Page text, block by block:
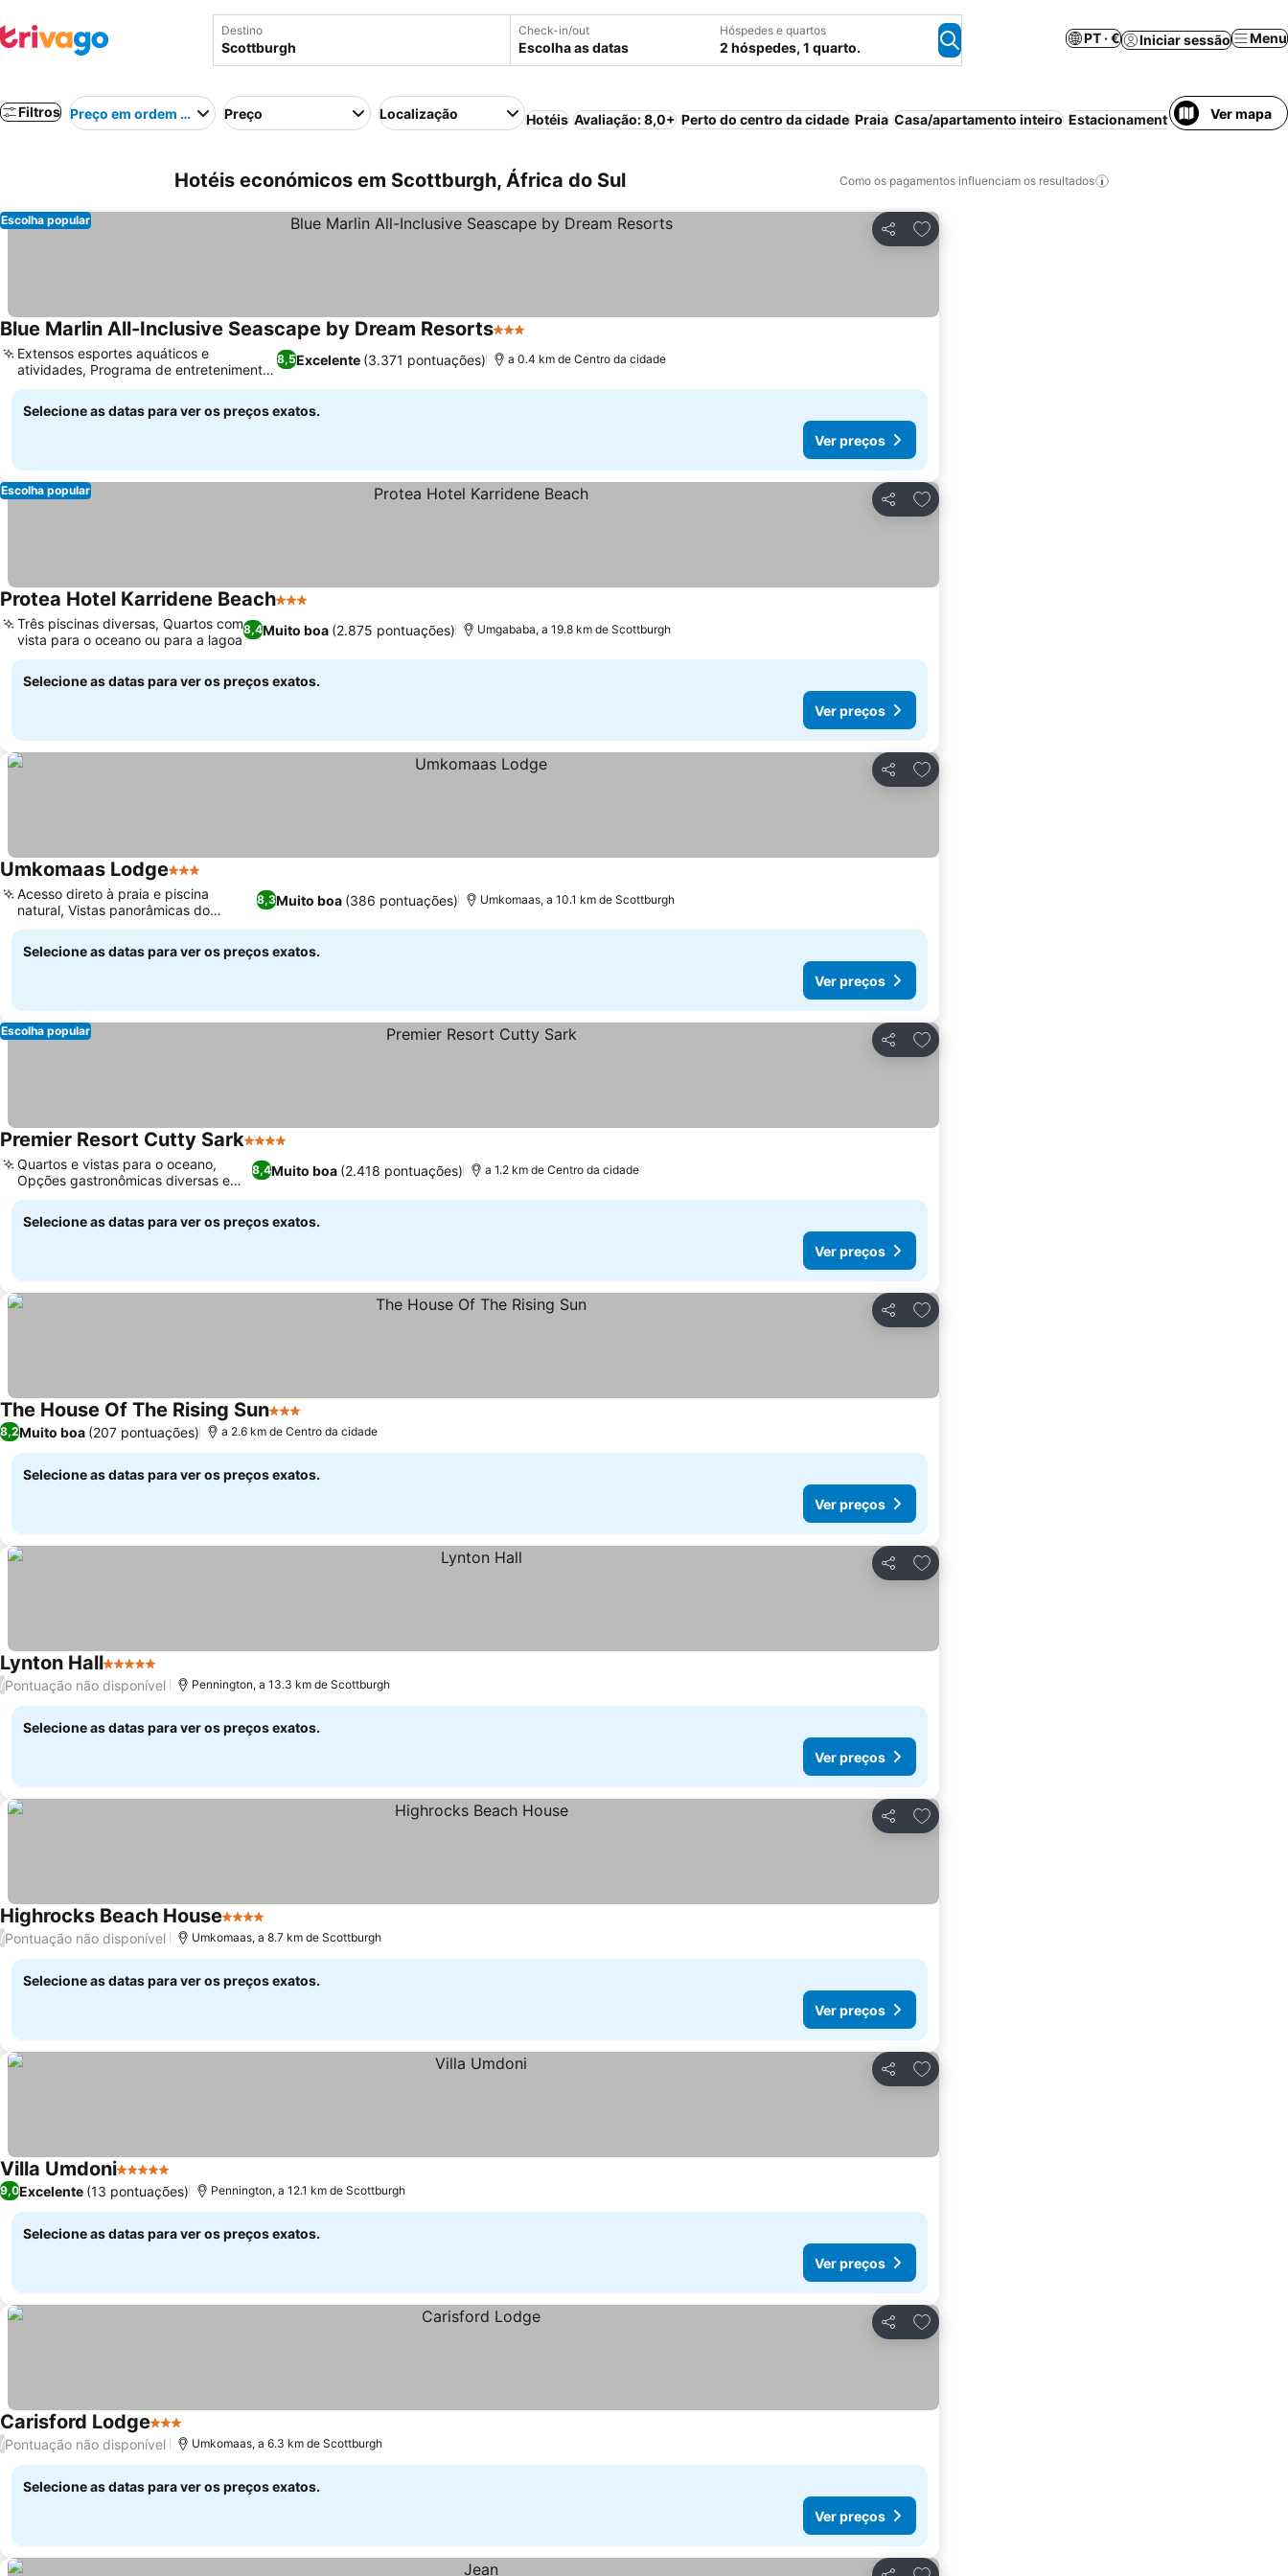
Destino Check-in/out
Escolha as datas
Hóspedes e quartos
2 hóspedes, 1 quarto.
PT · € Iniciar sessão Menu
Filtros Preço em ordem crescentePreço Localização Hotéis Avaliação: 8,0+ Perto do centro da cidade Praia Casa/apartamento inteiro Estacionamento PiscinaVer mapa
Hotéis económicos em Scottburgh, África do Sul Como os pagamentos influenciam os resultados
Partilhar
Adicionar aos favoritos
Escolha popular
Blue Marlin All-Inclusive Seascape by Dream Resorts3 Estrelas
8,5Excelente (3.371 pontuações)
Extensos esportes aquáticos e
atividades, Programa de entretenimento
infantil dedicado
a 0.4 km de Centro da cidade
Selecione as datas para ver os preços exatos.
Ver preços
Partilhar
Adicionar aos favoritos
Escolha popular
Protea Hotel Karridene Beach3 Estrelas
8,4Muito boa (2.875 pontuações)
Três piscinas diversas, Quartos com
vista para o oceano ou para a lagoa
Umgababa, a 19.8 km de Scottburgh
Selecione as datas para ver os preços exatos.
Ver preços
Partilhar
Adicionar aos favoritos
Umkomaas Lodge3 Estrelas
8,3Muito boa (386 pontuações)
Acesso direto à praia e piscina
natural, Vistas panorâmicas do
Oceano Índico
Umkomaas, a 10.1 km de Scottburgh
Selecione as datas para ver os preços exatos.
Ver preços
Partilhar
Adicionar aos favoritos
Escolha popular
Premier Resort Cutty Sark4 Estrelas
8,4Muito boa (2.418 pontuações)
Quartos e vistas para o oceano,
Opções gastronômicas diversas e
deliciosas
a 1.2 km de Centro da cidade
Selecione as datas para ver os preços exatos.
Ver preços
Partilhar
Adicionar aos favoritos
The House Of The Rising Sun3 Estrelas
8,2Muito boa (207 pontuações) a 2.6 km de Centro da cidade
Selecione as datas para ver os preços exatos.
Ver preços
Partilhar
Adicionar aos favoritos
Lynton Hall5 Estrelas
/Pontuação não disponível Pennington, a 13.3 km de Scottburgh
Selecione as datas para ver os preços exatos.
Ver preços
Partilhar
Adicionar aos favoritos
Highrocks Beach House4 Estrelas
/Pontuação não disponível Umkomaas, a 8.7 km de Scottburgh
Selecione as datas para ver os preços exatos.
Ver preços
Partilhar
Adicionar aos favoritos
Villa Umdoni5 Estrelas
9,0Excelente (13 pontuações) Pennington, a 12.1 km de Scottburgh
Selecione as datas para ver os preços exatos.
Ver preços
Partilhar
Adicionar aos favoritos
Carisford Lodge3 Estrelas
/Pontuação não disponível Umkomaas, a 6.3 km de Scottburgh
Selecione as datas para ver os preços exatos.
Ver preços
Adicionar aos favoritos